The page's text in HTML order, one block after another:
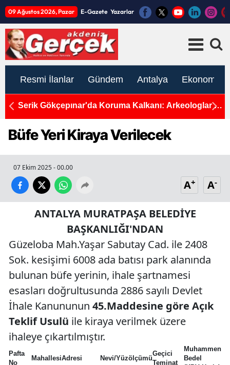
09 Ağustos 2026, Pazar E-Gazete Yazarlar
Resmi İlanlar Gündem Antalya Ekonomi
Serik Gökçepınar'da Koruma Kalkanı: Arkeologlar 4
Büfe Yeri Kiraya Verilecek
07 Ekim 2025 - 00.00
A+ A-
ANTALYA MURATPAŞA BELEDİYE
BAŞKANLIĞI'NDAN
Güzeloba Mah.Yaşar Sabutay Cad. ile 2408
Sok. kesişimi 6008 ada batısı park alanında
bulunan büfe yerinin, ihale şartnamesi
esasları doğrultusunda 2886 sayılı Devlet
İhale Kanununun 45.Maddesine göre Açık
Teklif Usulü ile kiraya verilmek üzere
ihaleye çıkartılmıştır.
Pafta
No
MahallesiAdresi Nevi/Yüzölçümü
Geçici
Teminat
Muhammen
Bedel